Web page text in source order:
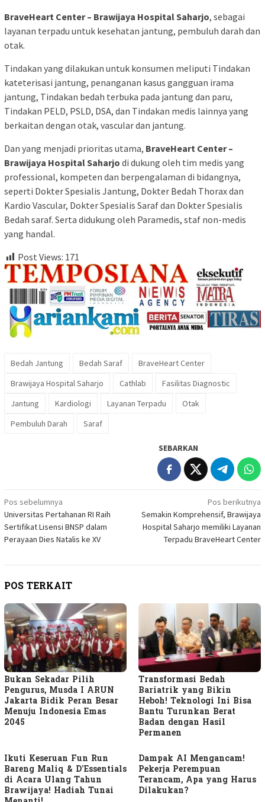
BraveHeart Center – Brawijaya Hospital Saharjo, sebagai
layanan terpadu untuk kesehatan jantung, pembuluh darah dan
otak.
Tindakan yang dilakukan untuk konsumen meliputi Tindakan
kateterisasi jantung, penanganan kasus gangguan irama
jantung, Tindakan bedah terbuka pada jantung dan paru,
Tindakan PELD, PSLD, DSA, dan Tindakan medis lainnya yang
berkaitan dengan otak, vascular dan jantung.
Dan yang menjadi prioritas utama, BraveHeart Center –
Brawijaya Hospital Saharjo di dukung oleh tim medis yang
professional, kompeten dan berpengalaman di bidangnya,
seperti Dokter Spesialis Jantung, Dokter Bedah Thorax dan
Kardio Vascular, Dokter Spesialis Saraf dan Dokter Spesialis
Bedah saraf. Serta didukung oleh Paramedis, staf non-medis
yang handal.
Post Views: 171
Bedah Jantung Bedah Saraf
BraveHeart Center
Brawijaya Hospital Saharjo
Cathlab
Fasilitas Diagnostic
Jantung
Kardiologi Layanan Terpadu
Otak
Pembuluh Darah
Saraf
SEBARKAN
Navigasi
pos
Pos sebelumnya
Universitas Pertahanan RI Raih
Sertifikat Lisensi BNSP dalam
Perayaan Dies Natalis ke XV
Pos berikutnya
Semakin Komprehensif, Brawijaya
Hospital Saharjo memiliki Layanan
Terpadu BraveHeart Center
POS TERKAIT
Bukan Sekadar Pilih
Pengurus, Musda I ARUN
Jakarta Bidik Peran Besar
Menuju Indonesia Emas
2045
Transformasi Bedah
Bariatrik yang Bikin
Heboh! Teknologi Ini Bisa
Bantu Turunkan Berat
Badan dengan Hasil
Permanen
Ikuti Keseruan Fun Run
Bareng Maliq & D’Essentials
di Acara Ulang Tahun
Brawijaya! Hadiah Tunai
Dampak AI Mengancam!
Pekerja Perempuan
Terancam, Apa yang Harus
Dilakukan?